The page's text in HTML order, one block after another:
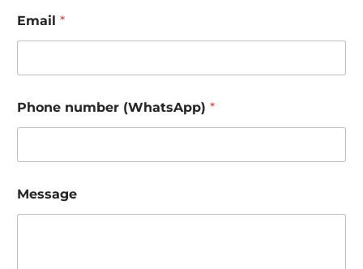
e
c
r
t
y
a
d
W
Email *
Phone number (WhatsApp) *
Message